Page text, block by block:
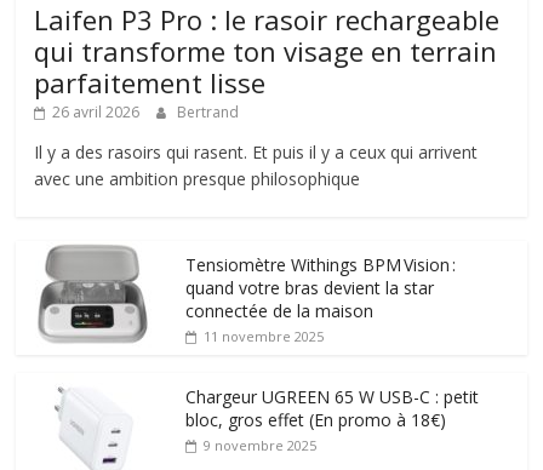
Laifen P3 Pro : le rasoir rechargeable
qui transforme ton visage en terrain
parfaitement lisse
26 avril 2026 Bertrand
Il y a des rasoirs qui rasent. Et puis il y a ceux qui arrivent
avec une ambition presque philosophique
Tensiomètre Withings BPM Vision :
quand votre bras devient la star
connectée de la maison
11 novembre 2025
Chargeur UGREEN 65 W USB-C : petit
bloc, gros effet (En promo à 18€)
9 novembre 2025